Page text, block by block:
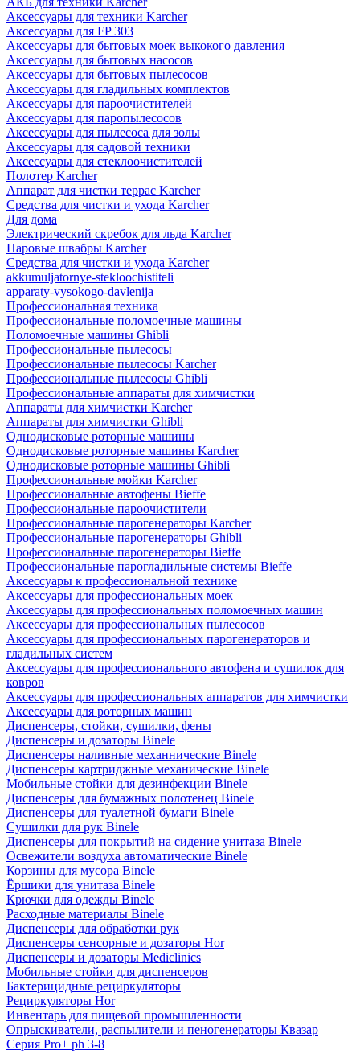
Аксессуары для техники Karcher
Аксессуары для FP 303
Аксессуары для бытовых моек выкокого давления
Аксессуары для бытовых насосов
Аксессуары для бытовых пылесосов
Аксессуары для гладильных комплектов
Аксессуары для пароочистителей
Аксессуары для паропылесосов
Аксессуары для пылесоса для золы
Аксессуары для садовой техники
Аксессуары для стеклоочистителей
Полотер Karcher
Аппарат для чистки террас Karcher
Средства для чистки и ухода Karcher
Для дома
Электрический скребок для льда Karcher
Паровые швабры Karcher
Средства для чистки и ухода Karcher
akkumuljatornye-stekloochistiteli
apparaty-vysokogo-davlenija
Профессиональная техника
Профессиональные поломоечные машины
Поломоечные машины Ghibli
Профессиональные пылесосы
Профессиональные пылесосы Karcher
Профессиональные пылесосы Ghibli
Профессиональные аппараты для химчистки
Аппараты для химчистки Karcher
Аппараты для химчистки Ghibli
Однодисковые роторные машины
Однодисковые роторные машины Karcher
Однодисковые роторные машины Ghibli
Профессиональные мойки Karcher
Профессиональные автофены Bieffe
Профессиональные пароочистители
Профессиональные парогенераторы Karcher
Профессиональные парогенераторы Ghibli
Профессиональные парогенераторы Bieffe
Профессиональные парогладильные системы Bieffe
Аксессуары к профессиональной технике
Аксессуары для профессиональных моек
Аксессуары для профессиональных поломоечных машин
Аксессуары для профессиональных пылесосов
Аксессуары для профессиональных парогенераторов и
гладильных систем
Аксессуары для профессионального автофена и сушилок для
ковров
Аксессуары для профессиональных аппаратов для химчистки
Аксессуары для роторных машин
Диспенсеры, стойки, сушилки, фены
Диспенсеры и дозаторы Binele
Диспенсеры наливные механнические Binele
Диспенсеры картриджные механические Binele
Мобильные стойки для дезинфекции Binele
Диспенсеры для бумажных полотенец Binele
Диспенсеры для туалетной бумаги Binele
Сушилки для рук Binele
Диспенсеры для покрытий на сидение унитаза Binele
Освежители воздуха автоматические Binele
Корзины для мусора Binele
Ёршики для унитаза Binele
Крючки для одежды Binele
Расходные материалы Binele
Диспенсеры для обработки рук
Диспенсеры сенсорные и дозаторы Hor
Диспенсеры и дозаторы Mediclinics
Мобильные стойки для диспенсеров
Бактерицидные рециркуляторы
Рециркуляторы Hor
Инвентарь для пищевой промышленности
Опрыскиватели, распылители и пеногенераторы Квазар
Серия Pro+ ph 3-8